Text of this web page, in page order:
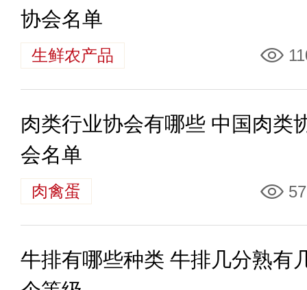
协会名单
生鲜农产品
肉类行业协会有哪些 中国肉类
会名单
肉禽蛋
牛排有哪些种类 牛排几分熟有